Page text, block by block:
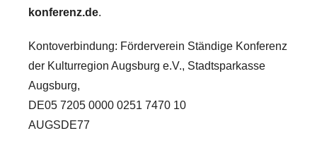
konferenz.de.
Kontoverbindung: Förderverein Ständige Konferenz
der Kulturregion Augsburg e.V., Stadtsparkasse
Augsburg,
DE05 7205 0000 0251 7470 10
AUGSDE77